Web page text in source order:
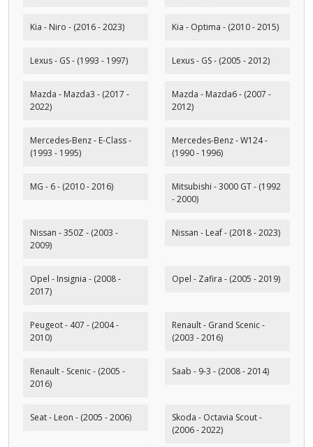
Kia - Niro - (2016 - 2023) Kia - Optima - (2010 - 2015)
Lexus - GS - (1993 - 1997) Lexus - GS - (2005 - 2012)
Mazda - Mazda3 - (2017 -
2022)
Mazda - Mazda6 - (2007 -
2012)
Mercedes-Benz - E-Class -
(1993 - 1995)
Mercedes-Benz - W124 -
(1990 - 1996)
MG - 6 - (2010 - 2016)
Mitsubishi - 3000 GT - (1992
- 2000)
Nissan - 350Z - (2003 -
2009)
Nissan - Leaf - (2018 - 2023)
Opel - Insignia - (2008 -
2017)
Opel - Zafira - (2005 - 2019)
Peugeot - 407 - (2004 -
2010)
Renault - Grand Scenic -
(2003 - 2016)
Renault - Scenic - (2005 -
2016)
Saab - 9-3 - (2008 - 2014)
Seat - Leon - (2005 - 2006)
Skoda - Octavia Scout -
(2006 - 2022)